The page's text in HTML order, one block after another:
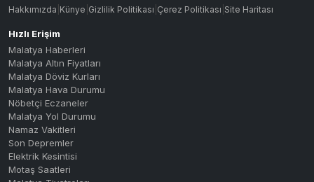
Hakkımızda Künye Gizlilik Politikası Çerez Politikası Site Haritası
Hızlı Erişim
Malatya Haberleri
Malatya Altın Fiyatları
Malatya Döviz Kurları
Malatya Hava Durumu
Nöbetçi Eczaneler
Malatya Yol Durumu
Namaz Vakitleri
Son Depremler
Elektrik Kesintisi
Motaş Saatleri